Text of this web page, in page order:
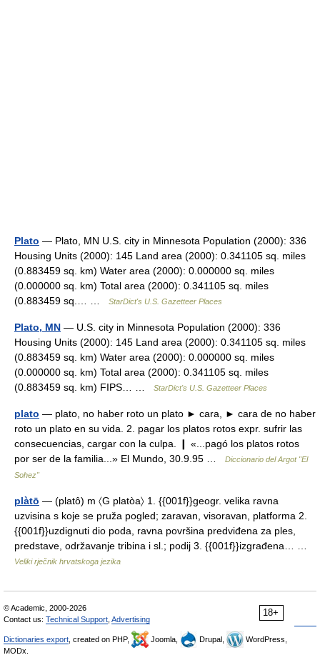
Plato — Plato, MN U.S. city in Minnesota Population (2000): 336
Housing Units (2000): 145 Land area (2000): 0.341105 sq. miles
(0.883459 sq. km) Water area (2000): 0.000000 sq. miles
(0.000000 sq. km) Total area (2000): 0.341105 sq. miles
(0.883459 sq.… …
StarDict's U.S. Gazetteer Places
Plato, MN — U.S. city in Minnesota Population (2000): 336
Housing Units (2000): 145 Land area (2000): 0.341105 sq. miles
(0.883459 sq. km) Water area (2000): 0.000000 sq. miles
(0.000000 sq. km) Total area (2000): 0.341105 sq. miles
(0.883459 sq. km) FIPS… …
StarDict's U.S. Gazetteer Places
plato — plato, no haber roto un plato ► cara, ► cara de no haber
roto un plato en su vida. 2. pagar los platos rotos expr. sufrir las
consecuencias, cargar con la culpa. ❙ «...pagó los platos rotos
por ser de la familia...» El Mundo, 30.9.95 …
Diccionario del Argot "El
Sohez"
plàtō — (platô) m 〈G platòa〉 1. {{001f}}geogr. velika ravna
uzvisina s koje se pruža pogled; zaravan, visoravan, platforma 2.
{{001f}}uzdignuti dio poda, ravna površina predviđena za ples,
predstave, održavanje tribina i sl.; podij 3. {{001f}}izgrađena… …
Veliki rječnik hrvatskoga jezika
18+
© Academic, 2000-2026
Contact us: Technical Support Advertising
Dictionaries export , created on PHP, Joomla, Drupal,
WordPress,
MODx.